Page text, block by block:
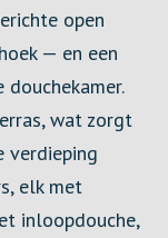
open
— en een
wat zorgt
verdieping
elk met
inloopdouche,